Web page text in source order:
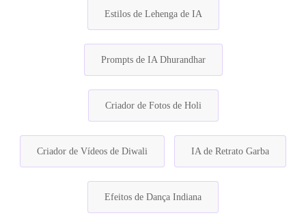
Estilos de Lehenga de IA
Prompts de IA Dhurandhar
Criador de Fotos de Holi
Criador de Vídeos de Diwali IA de Retrato Garba
Efeitos de Dança Indiana